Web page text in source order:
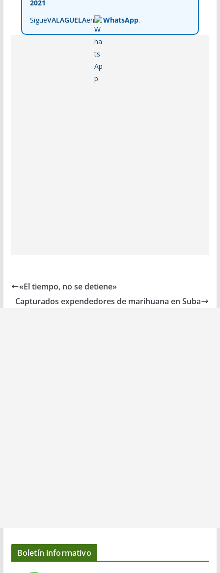
2021
SigueVALAGUELAen WhatsApp.
«El tiempo, no se detiene»
Capturados expendedores de marihuana en Suba
Boletín informativo